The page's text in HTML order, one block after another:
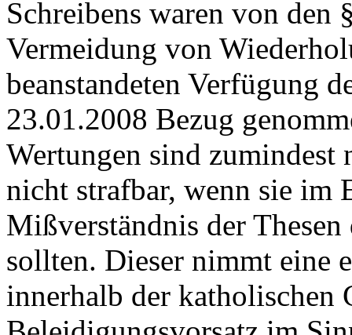
Schreibens waren von
Vermeidung von
beanstandeten Verfügung
23.01.2008 Bezug
Wertungen sind zumindest
nicht strafbar, wenn sie im
Mißverständnis der Thesen
sollten. Dieser nimmt eine
innerhalb der katholischen